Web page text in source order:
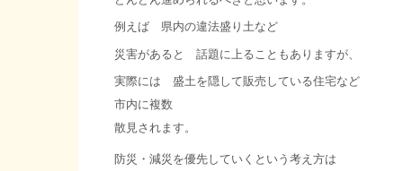
例えば 県内の違法盛り土など
災害があると 話題に上ることもありますが、
実際には 盛土を隠して販売している住宅など
市内に複数
散見されます。
防災・減災を優先していくという考え方は